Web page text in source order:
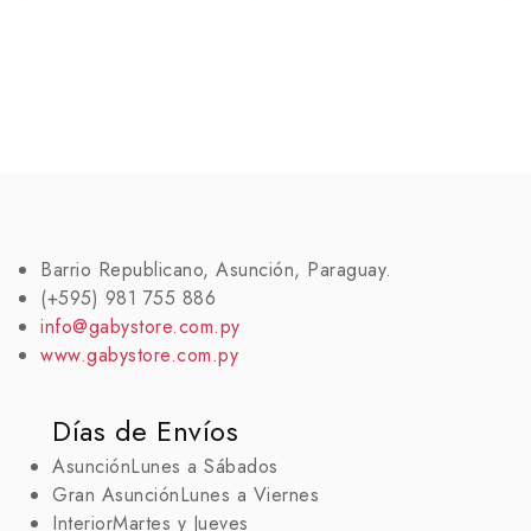
Barrio Republicano, Asunción, Paraguay.
(+595) 981 755 886
info@gabystore.com.py
www.gabystore.com.py
Días de Envíos
AsunciónLunes a Sábados
Gran AsunciónLunes a Viernes
InteriorMartes y Jueves